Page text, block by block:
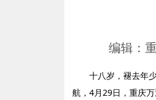
编辑：
十八岁，褪去年
航，4月29日，重庆